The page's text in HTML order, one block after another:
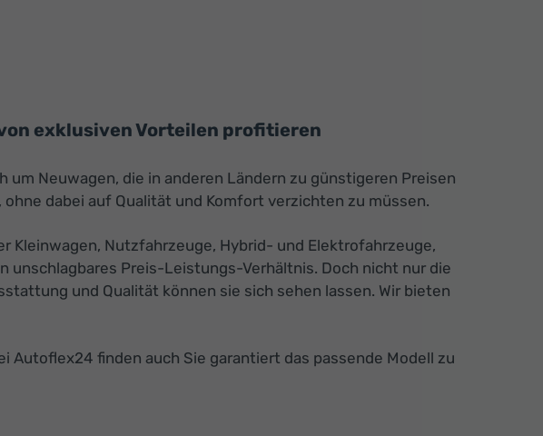
exklusiven Vorteilen profitieren
Neuwagen, die in anderen Ländern zu günstigeren Preisen
dabei auf Qualität und Komfort verzichten zu müssen.
Kleinwagen, Nutzfahrzeuge, Hybrid- und Elektrofahrzeuge,
unschlagbares Preis-Leistungs-Verhältnis. Doch nicht nur die
und Qualität können sie sich sehen lassen. Wir bieten
Autoflex24 finden auch Sie garantiert das passende Modell zu